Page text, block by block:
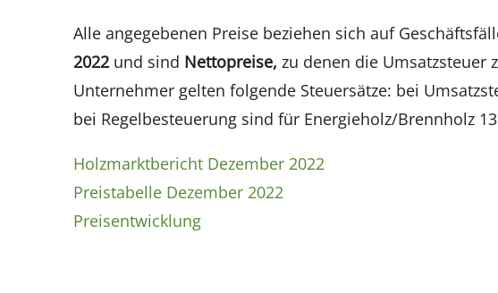
Alle angegebenen Preise beziehen sich auf
2022 und sind Nettopreise, zu denen die Umsatzsteuer
Unternehmer gelten folgende Steuersätze: bei
bei Regelbesteuerung sind für Energieholz/Brennholz
Holzmarktbericht Dezember 2022
Preistabelle Dezember 2022
Preisentwicklung